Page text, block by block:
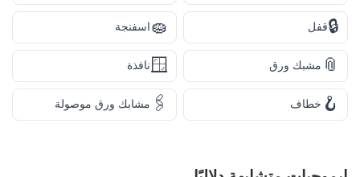
🔒قفل 🧽اسفنجة
📎 مشبك ورق 🪟نافذة
🪝 خطاف 🖇️ مشابك ورق موصولة